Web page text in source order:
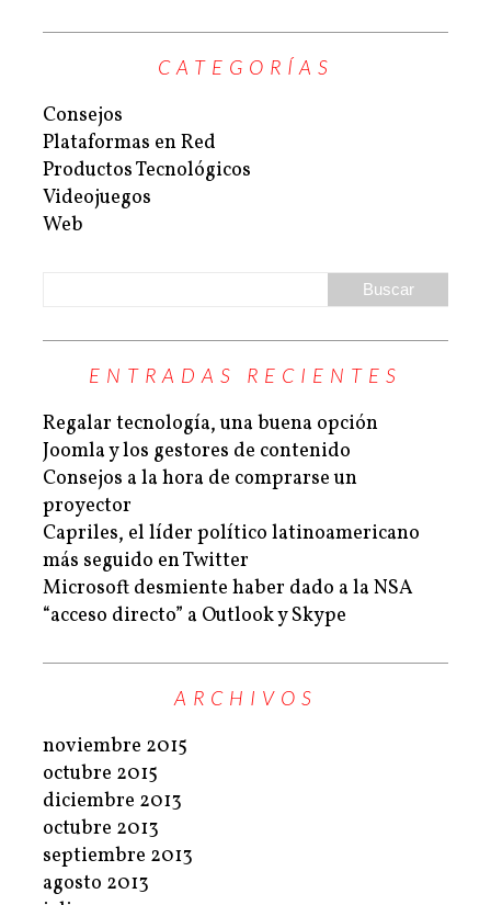
CATEGORÍAS
Consejos
Plataformas en Red
Productos Tecnológicos
Videojuegos
Web
ENTRADAS RECIENTES
Regalar tecnología, una buena opción
Joomla y los gestores de contenido
Consejos a la hora de comprarse un
proyector
Capriles, el líder político latinoamericano
más seguido en Twitter
Microsoft desmiente haber dado a la NSA
“acceso directo” a Outlook y Skype
ARCHIVOS
noviembre 2015
octubre 2015
diciembre 2013
octubre 2013
septiembre 2013
agosto 2013